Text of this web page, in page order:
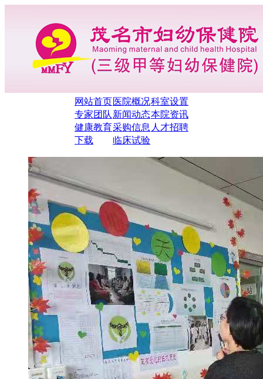
网站首页医院概况科室设置
专家团队 新闻动态本院资讯
健康教育采购信息 人才招聘
下载
临床试验